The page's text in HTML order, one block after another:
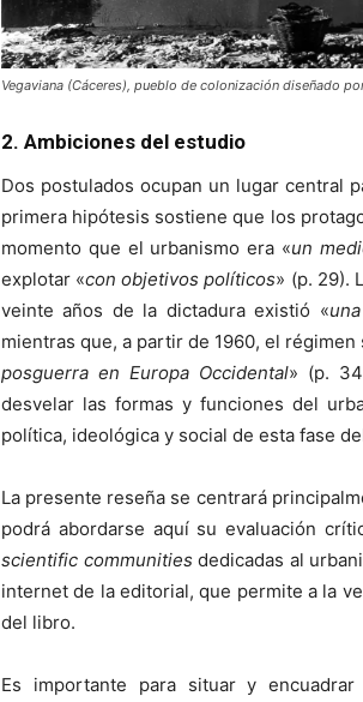
Vegaviana (Cáceres), pueblo de colonización diseñado
2. Ambiciones del estudio
Dos postulados ocupan un lugar central
primera hipótesis sostiene que los
momento que el urbanismo era «un
explotar «con objetivos políticos» (p. 29).
veinte años de la dictadura existió «
mientras que, a partir de 1960, el
posguerra en Europa Occidental» (p.
desvelar las formas y funciones del
política, ideológica y social de esta fase
La presente reseña se centrará
podrá abordarse aquí su evaluación
scientific communities dedicadas al
internet de la editorial, que permite a la
del libro.
Es importante para situar y